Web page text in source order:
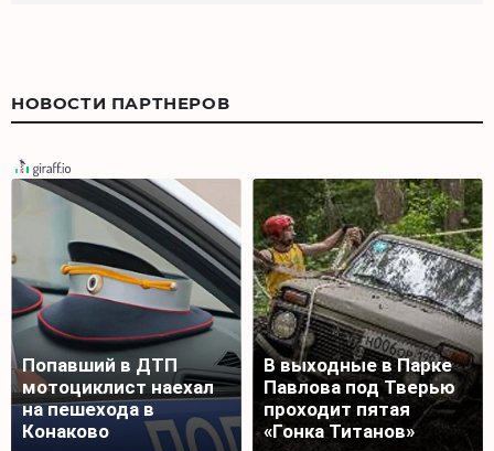
НОВОСТИ ПАРТНЕРОВ
Попавший в ДТП
мотоциклист наехал
на пешехода в
Конаково
В выходные в Парке
Павлова под Тверью
проходит пятая
«Гонка Титанов»